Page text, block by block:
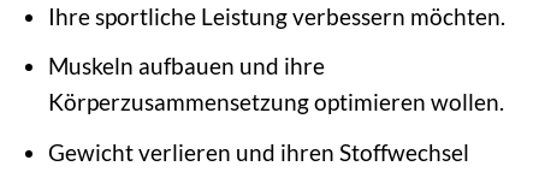
Ihre sportliche Leistung verbessern möchten.
Muskeln aufbauen und ihre
Körperzusammensetzung optimieren wollen.
Gewicht verlieren und ihren Stoffwechsel